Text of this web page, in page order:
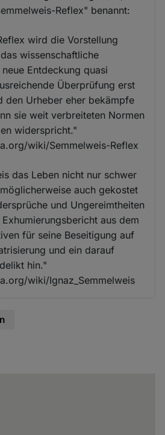
Reflex" benannt:
wird die Vorstellung
wissenschaftliche
Entdeckung quasi
Überprüfung erst
den Urheber eher bekämpfe
sie weit verbreiteten Normen
widerspricht."
wiki/Semmelweis-Reflex
das Leben nicht nur schwer
auch gekostet
und Ungereimtheiten
aus dem
für seine Beseitigung auf
und ein darauf
hin."
wiki/Ignaz_Semmelweis